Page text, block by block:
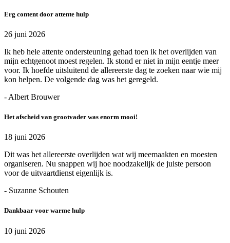
Erg content door attente hulp
26 juni 2026
Ik heb hele attente ondersteuning gehad toen ik het overlijden van
mijn echtgenoot moest regelen. Ik stond er niet in mijn eentje meer
voor. Ik hoefde uitsluitend de allereerste dag te zoeken naar wie mij
kon helpen. De volgende dag was het geregeld.
- Albert Brouwer
Het afscheid van grootvader was enorm mooi!
18 juni 2026
Dit was het allereerste overlijden wat wij meemaakten en moesten
organiseren. Nu snappen wij hoe noodzakelijk de juiste persoon
voor de uitvaartdienst eigenlijk is.
- Suzanne Schouten
Dankbaar voor warme hulp
10 juni 2026